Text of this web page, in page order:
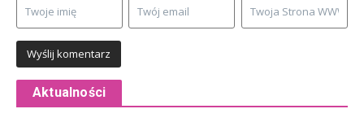
Aktualności